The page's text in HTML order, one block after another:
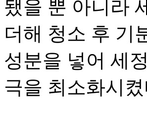
됐을 뿐 아니라
더해 청소 후 기
성분을 넣어 세
극을 최소화시